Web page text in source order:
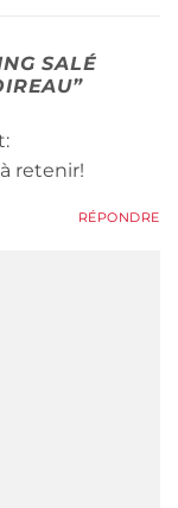
SALÉ
”
retenir!
RÉPONDRE